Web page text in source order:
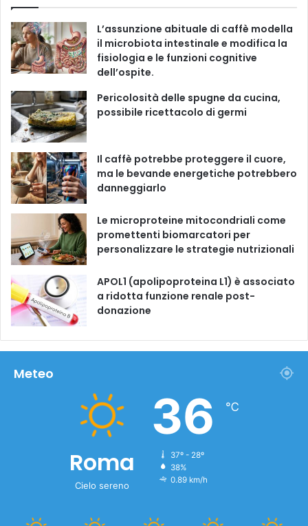
r
i
e
e
b
o
o
k
T
u
b
e
t
a
g
r
a
T
o
k
L’assunzione abituale di caffè modella
il microbiota intestinale e modifica la
fisiologia e le funzioni cognitive
dell’ospite.
Pericolosità delle spugne da cucina,
possibile ricettacolo di germi
Il caffè potrebbe proteggere il cuore,
ma le bevande energetiche potrebbero
danneggiarlo
Le microproteine ​​mitocondriali come
promettenti biomarcatori per
personalizzare le strategie nutrizionali
APOL1 (apolipoproteina L1) è associato
a ridotta funzione renale post-
donazione
Meteo
Roma
Cielo sereno
36 ℃
37º - 28º
38%
0.89 km/h